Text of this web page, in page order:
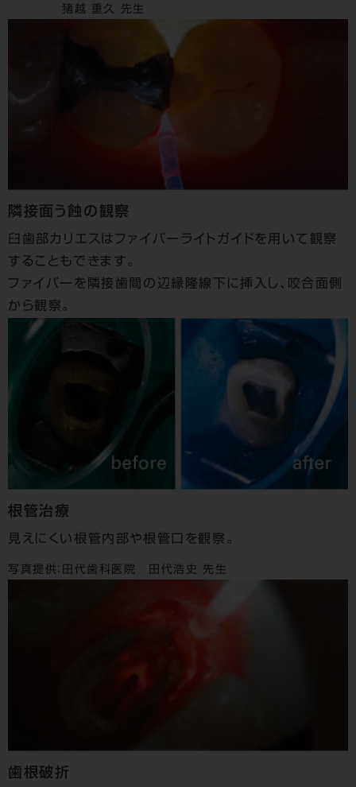
猪越 重久 先生
隣接面う蝕の観察
臼歯部カリエスはファイバーライトガイドを用いて観察
することもできます。
ファイバーを隣接歯間の辺縁隆線下に挿入し、咬合面側
から観察。
根管治療
見えにくい根管内部や根管口を観察。
写真提供： 田代歯科医院 田代浩史 先生
歯根破折